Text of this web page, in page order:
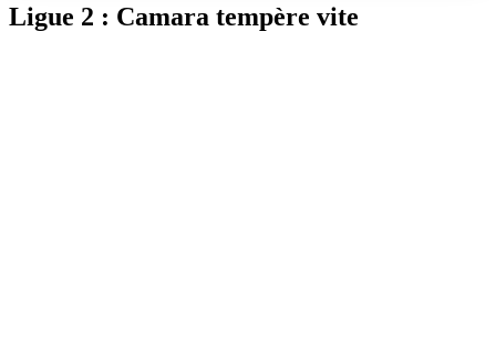
Ligue 2 : Camara tempère vite